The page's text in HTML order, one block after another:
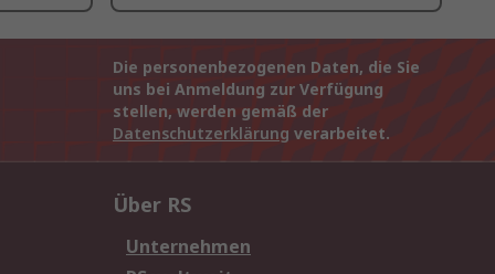
Die personenbezogenen Daten, die Sie
uns bei Anmeldung zur Verfügung
stellen, werden gemäß der
Datenschutzerklärung verarbeitet.
Über RS
Unternehmen